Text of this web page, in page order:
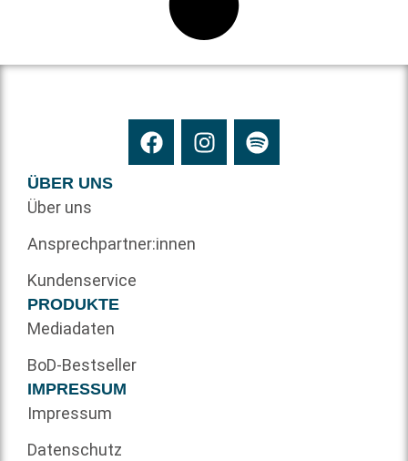
ÜBER UNS
Über uns
Ansprechpartner:innen
Kundenservice
PRODUKTE
Mediadaten
BoD-Bestseller
IMPRESSUM
Impressum
Datenschutz